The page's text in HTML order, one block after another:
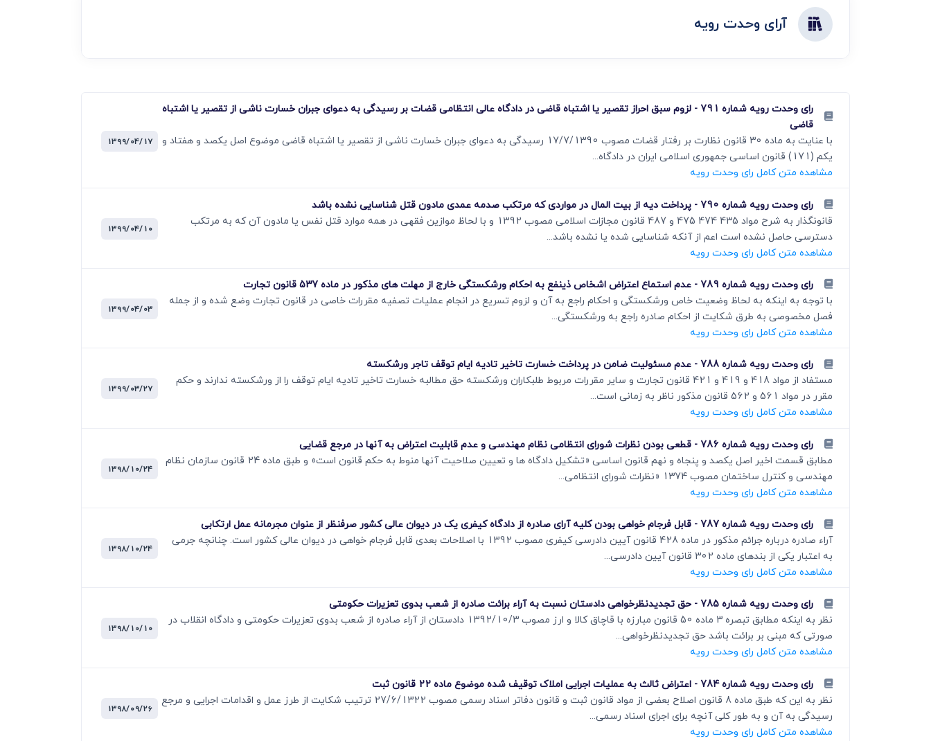
آرای وحدت رویه
رای وحدت رویه شماره 791 - لزوم سبق احراز تقصیر یا اشتباه قاضی در دادگاه عالی انتظامی قضات بر رسیدگی به دعوای جبران خسارت ناشی از تقصیر یا اشتباه
قاضی
با عنایت به ماده 30 قانون نظارت بر رفتار قضات مصوب 17/7/1390 رسیدگی به دعوای جبران خسارت ناشی از تقصیر یا اشتباه قاضی موضوع اصل یکصد و ھفتاد و
یکم (171) قانون اساسی جمھوری اسلامی ایران در دادگاه...
مشاهده متن کامل رای وحدت رویه
1399/04/17
رای وحدت رویه شماره 790 - پرداخت دیه از بیت المال در مواردی که مرتکب صدمه عمدی مادون قتل شناسایی نشده باشد
قانونگذار به شرح مواد 435 474 475 و 487 قانون مجازات اسلامی مصوب 1392 و با لحاظ موازین فقھی در ھمه موارد قتل نفس یا مادون آن که به مرتکب
دسترسی حاصل نشده است اعم از آنکه شناسایی شده یا نشده باشد...
مشاهده متن کامل رای وحدت رویه
1399/04/10
رای وحدت رویه شماره 789 - عدم استماع اعتراض اشخاص ذینفع به احکام ورشکستگی خارج از مهلت های مذکور در ماده 537 قانون تجارت
با توجه به اینکه به لحاظ وضعیت خاص ورشکستگی و احکام راجع به آن و لزوم تسریع در انجام عملیات تصفیه مقررات خاصی در قانون تجارت وضع شده و از جمله
فصل مخصوصی به طرق شکایت از احکام صادره راجع به ورشکستگی...
مشاهده متن کامل رای وحدت رویه
1399/04/03
رای وحدت رویه شماره 788 - عدم مسئولیت ضامن در پرداخت خسارت تاخیر تادیه ایام توقف تاجر ورشکسته
مستفاد از مواد 418 و 419 و 421 قانون تجارت و سایر مقررات مربوط طلبکاران ورشکسته حق مطالبه خسارت تاخیر تادیه ایام توقف را از ورشکسته ندارند و حکم
مقرر در مواد 561 و 562 قانون مذکور ناظر به زمانی است...
مشاهده متن کامل رای وحدت رویه
1399/03/27
رای وحدت رویه شماره 786 - قطعی بودن نظرات شورای انتظامی نظام مهندسی و عدم قابلیت اعتراض به آنها در مرجع قضایی
مطابق قسمت اخیر اصل یکصد و پنجاه و نھم قانون اساسی «تشکیل دادگاه ھا و تعیین صلاحیت آنھا منوط به حکم قانون است» و طبق ماده 24 قانون سازمان نظام
مھندسی و کنترل ساختمان مصوب 1374 «نظرات شورای انتظامی...
مشاهده متن کامل رای وحدت رویه
1398/10/24
رای وحدت رویه شماره 787 - قابل فرجام خواهی بودن کلیه آرای صادره از دادگاه کیفری یک در دیوان عالی کشور صرفنظر از عنوان مجرمانه عمل ارتکابی
آراء صادره درباره جرائم مذکور در ماده 428 قانون آیین دادرسی کیفری مصوب 1392 با اصلاحات بعدی قابل فرجام خواھی در دیوان عالی کشور است. چنانچه جرمی
به اعتبار یکی از بندھای ماده 302 قانون آیین دادرسی...
مشاهده متن کامل رای وحدت رویه
1398/10/24
رای وحدت رویه شماره 785 - حق تجدیدنظرخواهی دادستان نسبت به آراء برائت صادره از شعب بدوی تعزیرات حکومتی
نظر به اینکه مطابق تبصره 3 ماده 50 قانون مبارزه با قاچاق کالا و ارز مصوب 1392/10/3 دادستان از آراء صادره از شعب بدوی تعزیرات حکومتی و دادگاه انقلاب در
صورتی که مبنی بر برائت باشد حق تجدیدنظرخواهی...
مشاهده متن کامل رای وحدت رویه
1398/10/10
رای وحدت رویه شماره 784 - اعتراض ثالث به عملیات اجرایی املاک توقیف شده موضوع ماده 22 قانون ثبت
نظر به این که طبق ماده 8 قانون اصلاح بعضی از مواد قانون ثبت و قانون دفاتر اسناد رسمی مصوب 27/6/1322 ترتیب شکایت از طرز عمل و اقدامات اجرایی و مرجع
رسیدگی به آن و به طور کلی آنچه برای اجرای اسناد رسمی...
مشاهده متن کامل رای وحدت رویه
1398/09/26